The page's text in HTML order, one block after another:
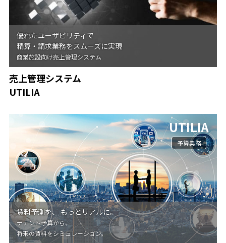
優れたユーザビリティで
精算・請求業務をスムーズに実現
商業施設向け売上管理システム
売上管理システム
UTILIA
UTILIA
予算業務
賃料予測を、 もっとリアルに。
テナント予算から、
将来の賃料をシミュレーション。